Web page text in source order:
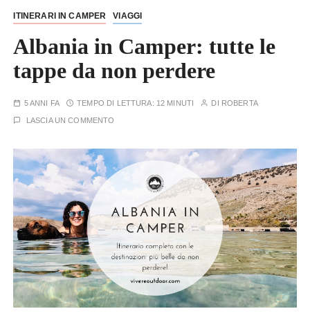
ITINERARI IN CAMPER VIAGGI
Albania in Camper: tutte le
tappe da non perdere
5 ANNI FA TEMPO DI LETTURA: 12 MINUTI DI ROBERTA
LASCIA UN COMMENTO